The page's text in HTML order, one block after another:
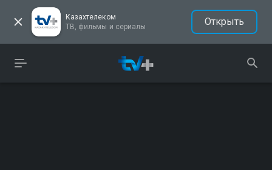
Казахтелеком
ТВ, фильмы и сериалы
Открыть